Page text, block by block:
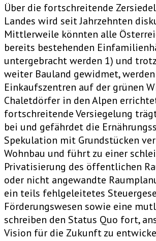
Über die fortschreitende
Landes wird seit Jahrzehnten
Mittlerweile könnten alle
bereits bestehenden
untergebracht werden 1) und
weiter Bauland gewidmet,
Einkaufszentren auf der grünen
Chaletdörfer in den Alpen
fortschreitende Versiegelung
bei und gefährdet die
Spekulation mit Grundstücken
Wohnbau und führt zu einer
Privatisierung des öffentlichen
oder nicht angewandte
ein teils fehlgeleitetes
Förderungswesen sowie eine
schreiben den Status Quo fort,
Vision für die Zukunft zu